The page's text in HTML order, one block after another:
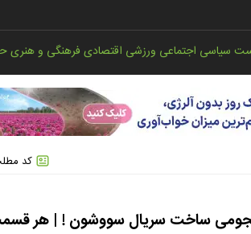
سیاسی اجتماعی ورزشی اقتصادیفرهنگی و هنری
کد مطلب:
سریال سووشون ! | هر قسمت 8 میلیارد تومان ! +